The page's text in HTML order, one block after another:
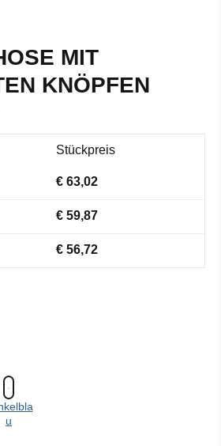
MIT
KNÖPFEN
Stückpreis
€ 63,02
€ 59,87
€ 56,72
u